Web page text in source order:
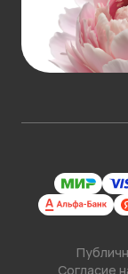
Согласие